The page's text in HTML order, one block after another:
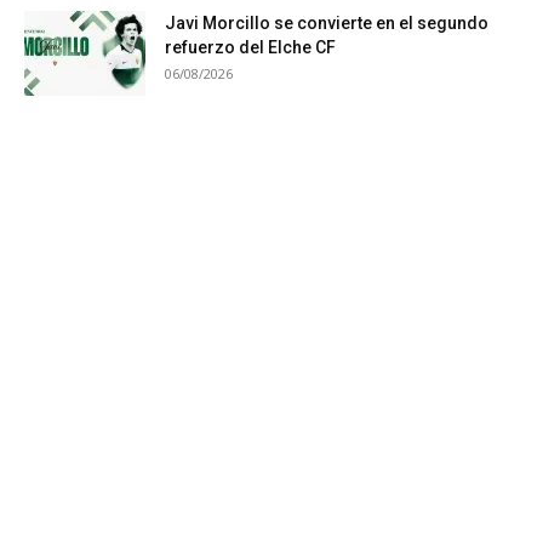
Javi Morcillo se convierte en el segundo
refuerzo del Elche CF
06/08/2026